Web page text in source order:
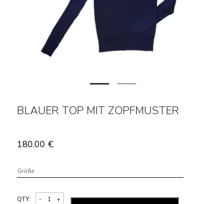
BLAUER TOP MIT ZOPFMUSTER
180.00 €
Größe
QTY: